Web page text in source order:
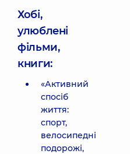
Хобі,
улюблені
фільми,
книги:
«Активний
спосіб
життя:
спорт,
велосипедні
подорожі,